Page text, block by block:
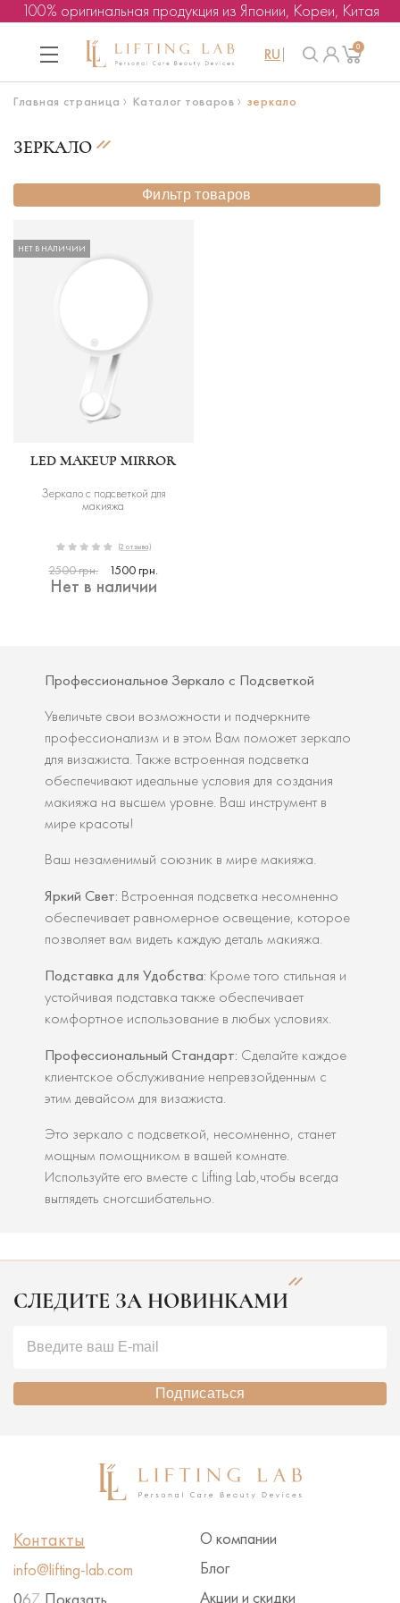
100% оригинальная продукция из Японии, Кореи, Китая
RU 0
Главная страница Каталог товаров зеркало
ЗЕРКАЛО
Фильтр товаров
НЕТ В НАЛИЧИИ
LED MAKEUP MIRROR
Зеркало с подсветкой для
макияжа
(2 отзыва)
2500 грн. 1500 грн.
Нет в наличии
Профессиональное Зеркало с Подсветкой
Увеличьте свои возможности и подчеркните
профессионализм и в этом Вам поможет зеркало
для визажиста. Также встроенная подсветка
обеспечивают идеальные условия для создания
макияжа на высшем уровне. Ваш инструмент в
мире красоты!
Ваш незаменимый союзник в мире макияжа.
Яркий Свет: Встроенная подсветка несомненно
обеспечивает равномерное освещение, которое
позволяет вам видеть каждую деталь макияжа.
Подставка для Удобства: Кроме того стильная и
устойчивая подставка также обеспечивает
комфортное использование в любых условиях.
Профессиональный Стандарт: Сделайте каждое
клиентское обслуживание непревзойденным с
этим девайсом для визажиста.
Это зеркало с подсветкой, несомненно, станет
мощным помощником в вашей комнате.
Используйте его вместе с Lifting Lab чтобы всегда
выглядеть сногсшибательно.
СЛЕДИТЕ ЗА НОВИНКАМИ
Подписаться
О компании
Блог
Акции и скидки
Контакты
info@lifting-lab.com